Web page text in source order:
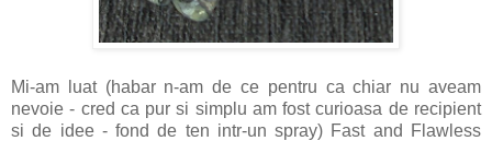
Mi-am luat (habar n-am de ce pentru ca chiar nu aveam
nevoie - cred ca pur si simplu am fost curioasa de recipient
si de idee - fond de ten intr-un spray) Fast and Flawless